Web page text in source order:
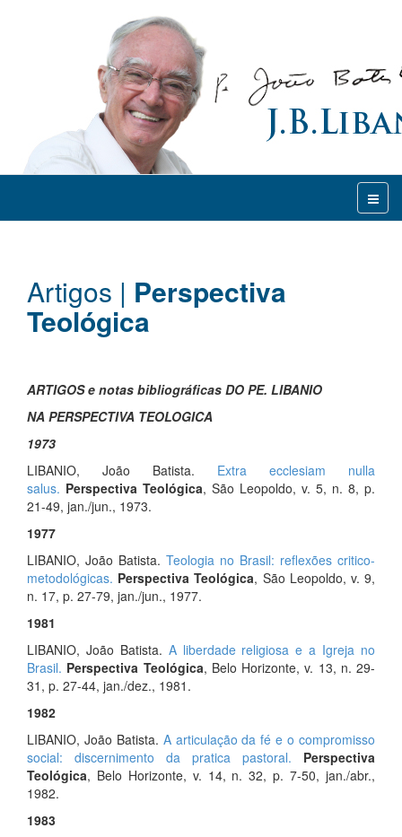
Artigos | Perspectiva
Teológica
ARTIGOS e notas bibliográficas DO PE. LIBANIO
NA PERSPECTIVA TEOLOGICA
1973
LIBANIO, João Batista. Extra ecclesiam nulla
salus. Perspectiva Teológica, São Leopoldo, v. 5, n. 8, p.
21-49, jan./jun., 1973.
1977
LIBANIO, João Batista. Teologia no Brasil: reflexões critico-
metodológicas. Perspectiva Teológica, São Leopoldo, v. 9,
n. 17, p. 27-79, jan./jun., 1977.
1981
LIBANIO, João Batista. A liberdade religiosa e a Igreja no
Brasil. Perspectiva Teológica, Belo Horizonte, v. 13, n. 29-
31, p. 27-44, jan./dez., 1981.
1982
LIBANIO, João Batista. A articulação da fé e o compromisso
social: discernimento da pratica pastoral.
Perspectiva
Teológica, Belo Horizonte, v. 14, n. 32, p. 7-50, jan./abr.,
1982.
1983